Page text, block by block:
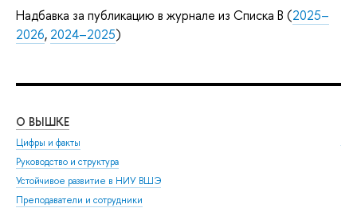
Надбавка за публикацию в журнале из Списка B (2025–
2026, 2024–2025)
О ВЫШКЕ
Цифры и факты
Руководство и структура
Устойчивое развитие в НИУ ВШЭ
Преподаватели и сотрудники